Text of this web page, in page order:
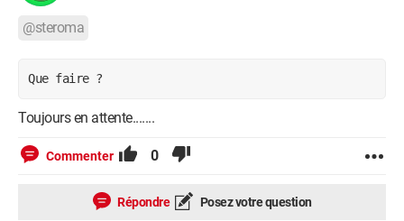
@steroma
Que faire ?
Toujours en attente.......
Commenter 0
Répondre Posez votre question